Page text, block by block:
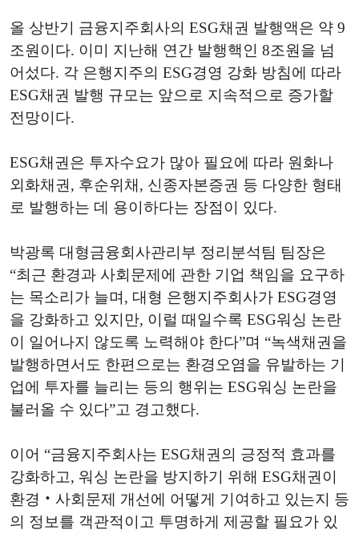
올 상반기 금융지주회사의 ESG채권 발행액은 약 9
조원이다. 이미 지난해 연간 발행핵인 8조원을 넘
어섰다. 각 은행지주의 ESG경영 강화 방침에 따라
ESG채권 발행 규모는 앞으로 지속적으로 증가할
전망이다.
ESG채권은 투자수요가 많아 필요에 따라 원화나
외화채권, 후순위채, 신종자본증권 등 다양한 형태
로 발행하는 데 용이하다는 장점이 있다.
박광록 대형금융회사관리부 정리분석팀 팀장은
“최근 환경과 사회문제에 관한 기업 책임을 요구하
는 목소리가 늘며, 대형 은행지주회사가 ESG경영
을 강화하고 있지만, 이럴 때일수록 ESG워싱 논란
이 일어나지 않도록 노력해야 한다”며 “녹색채권을
발행하면서도 한편으로는 환경오염을 유발하는 기
업에 투자를 늘리는 등의 행위는 ESG워싱 논란을
불러올 수 있다”고 경고했다.
이어 “금융지주회사는 ESG채권의 긍정적 효과를
강화하고, 워싱 논란을 방지하기 위해 ESG채권이
환경‧사회문제 개선에 어떻게 기여하고 있는지 등
의 정보를 객관적이고 투명하게 제공할 필요가 있